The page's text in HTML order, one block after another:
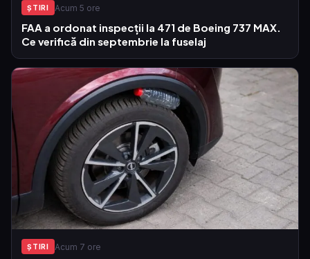
ŞTIRI Acum 5 ore
FAA a ordonat inspecții la 471 de Boeing 737 MAX.
Ce verifică din septembrie la fuselaj
ŞTIRI Acum 7 ore